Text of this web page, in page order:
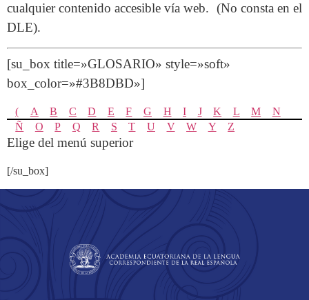
cualquier contenido accesible vía web. (No consta en el
DLE).
[su_box title=»GLOSARIO» style=»soft»
box_color=»#3B8DBD»]
( A B C D E F G H I J K L M
N
Ñ
O P Q R S T U V W Y Z
Elige del menú superior
[/su_box]